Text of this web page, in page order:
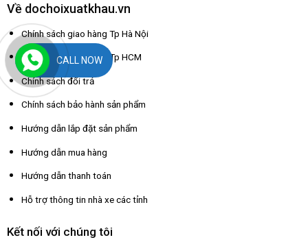
Về dochoixuatkhau.vn
Chính sách giao hàng Tp Hà Nội
Chính sách giao hàng Tp HCM
Chính sách đổi trả
Chính sách bảo hành sản phẩm
Hướng dẫn lắp đặt sản phẩm
Hướng dẫn mua hàng
Hướng dẫn thanh toán
Hỗ trợ thông tin nhà xe các tỉnh
Kết nối với chúng tôi
CALL NOW